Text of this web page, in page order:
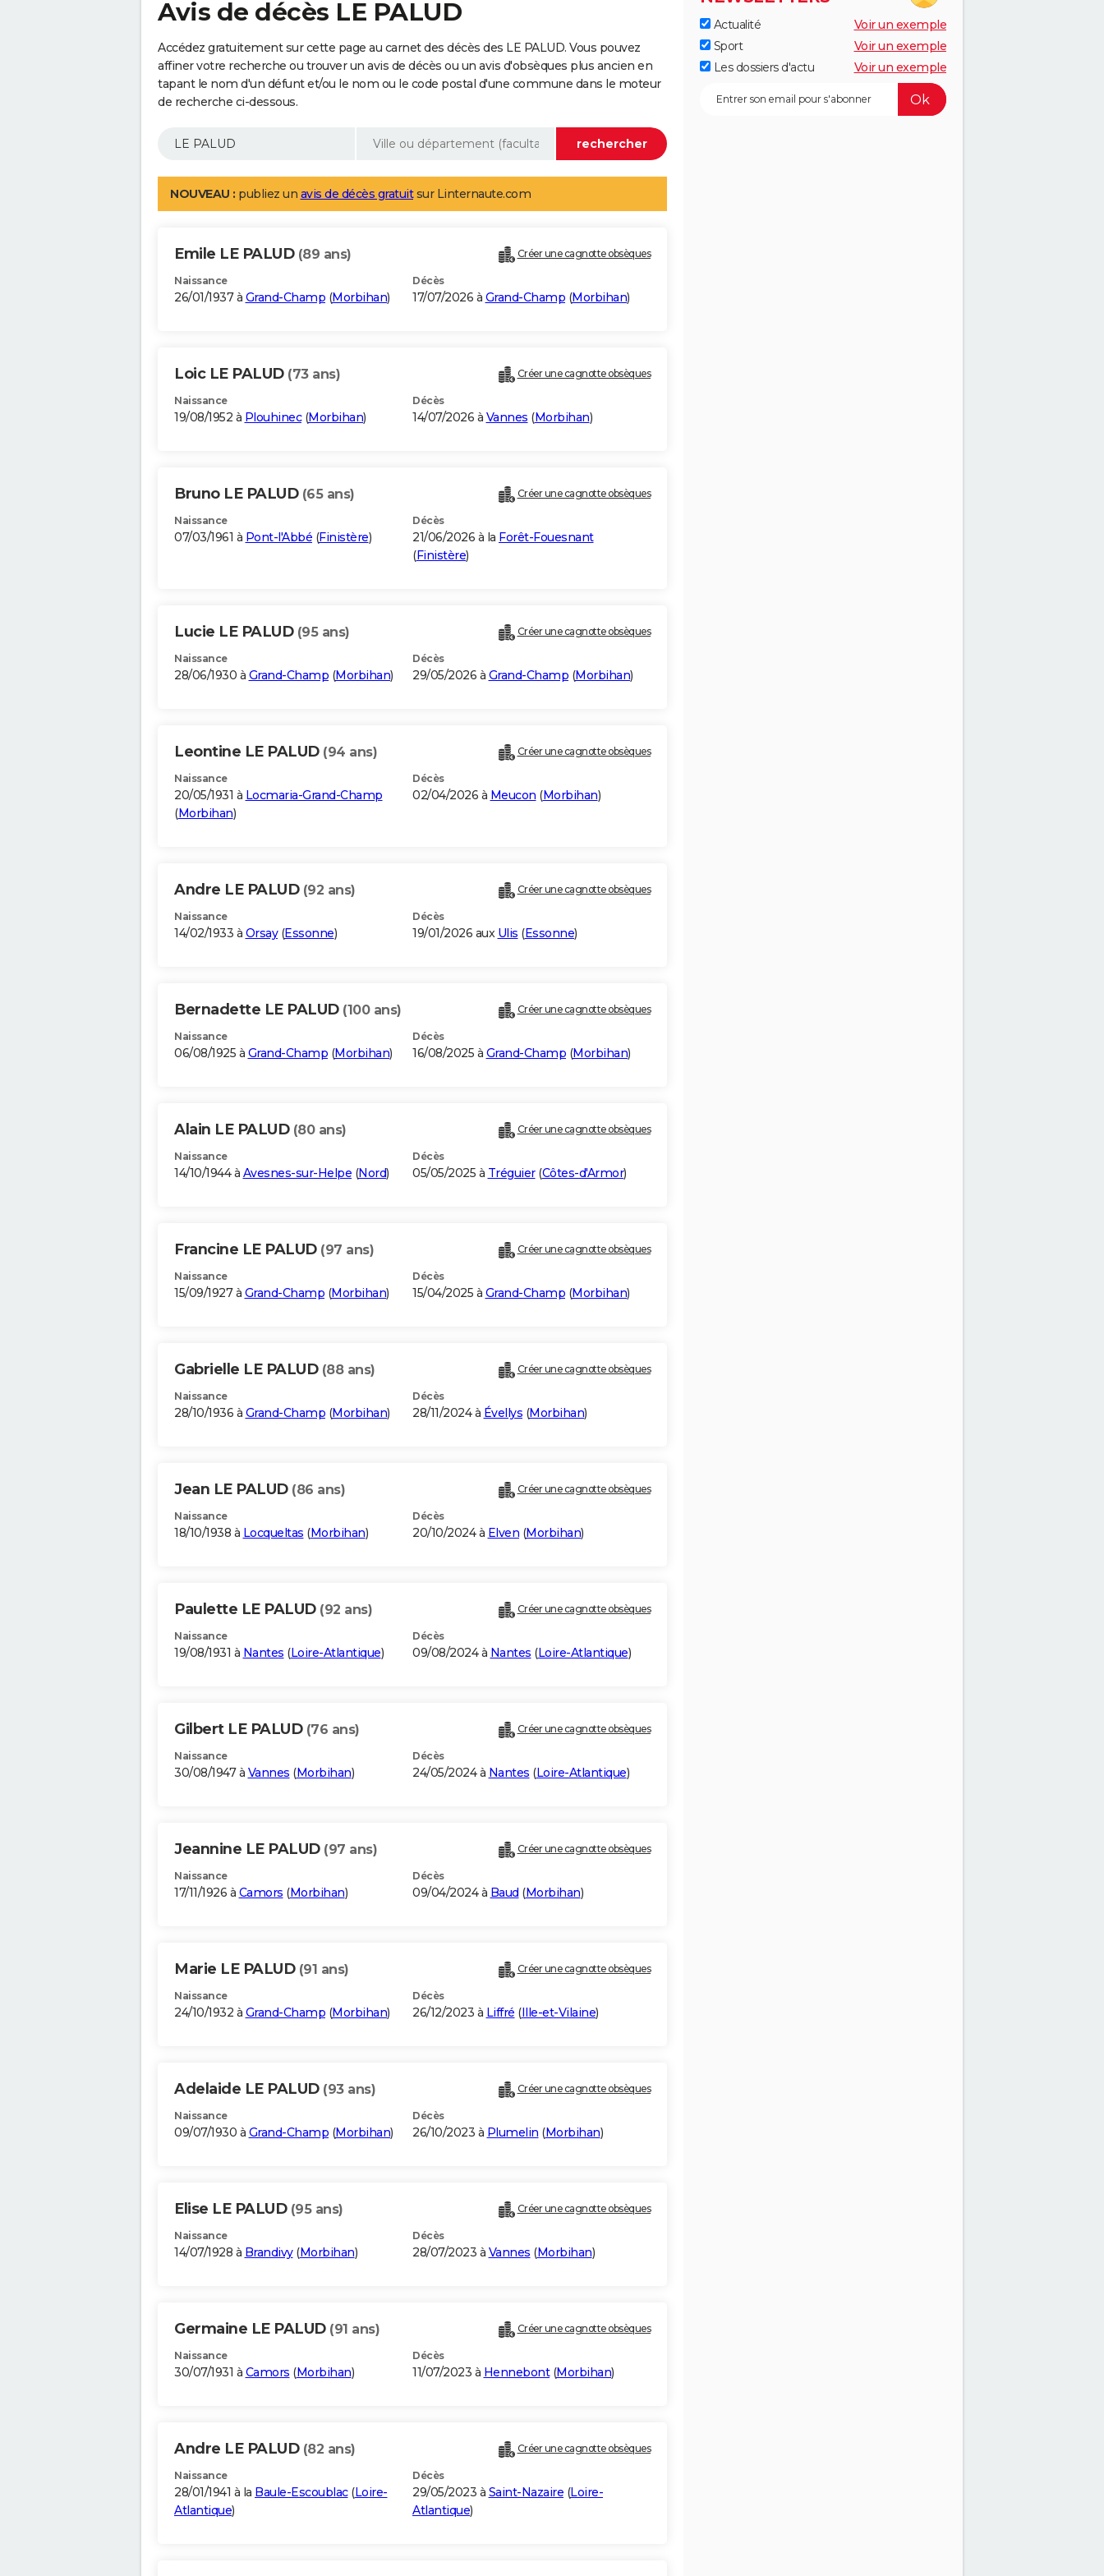
Avis de décès LE PALUD
Accédez gratuitement sur cette page au carnet des décès des LE PALUD. Vous pouvez
affiner votre recherche ou trouver un avis de décès ou un avis d'obsèques plus ancien en
tapant le nom d'un défunt et/ou le nom ou le code postal d'une commune dans le moteur
de recherche ci-dessous.
NOUVEAU : publiez un avis de décès gratuitsur Linternaute.com
Emile LE PALUD (89 ans) Créer une cagnotte obsèques
Naissance
26/01/1937 à Grand-Champ (Morbihan)
Décès
17/07/2026 à Grand-Champ (Morbihan)
Loic LE PALUD (73 ans) Créer une cagnotte obsèques
Naissance
19/08/1952 à Plouhinec(Morbihan)
Décès
14/07/2026 à Vannes (Morbihan)
Bruno LE PALUD (65 ans) Créer une cagnotte obsèques
Naissance
07/03/1961 à Pont-l'Abbé (Finistère)
Décès
21/06/2026 à la Forêt-Fouesnant
(Finistère)
Lucie LE PALUD (95 ans) Créer une cagnotte obsèques
Naissance
28/06/1930 à Grand-Champ (Morbihan)
Décès
29/05/2026 à Grand-Champ (Morbihan)
Leontine LE PALUD (94 ans) Créer une cagnotte obsèques
Naissance
20/05/1931 à Locmaria-Grand-Champ
(Morbihan)
Décès
02/04/2026 à Meucon (Morbihan)
Andre LE PALUD (92 ans) Créer une cagnotte obsèques
Naissance
14/02/1933 à Orsay(Essonne)
Décès
19/01/2026 aux Ulis (Essonne)
Bernadette LE PALUD (100 ans) Créer une cagnotte obsèques
Naissance
06/08/1925 à Grand-Champ (Morbihan)
Décès
16/08/2025 à Grand-Champ (Morbihan)
Alain LE PALUD (80 ans) Créer une cagnotte obsèques
Naissance
14/10/1944 à Avesnes-sur-Helpe (Nord)
Décès
05/05/2025 à Tréguier(Côtes-d'Armor)
Francine LE PALUD (97 ans) Créer une cagnotte obsèques
Naissance
15/09/1927 à Grand-Champ (Morbihan)
Décès
15/04/2025 à Grand-Champ (Morbihan)
Gabrielle LE PALUD (88 ans) Créer une cagnotte obsèques
Naissance
28/10/1936 à Grand-Champ (Morbihan)
Décès
28/11/2024 à Évellys (Morbihan)
Jean LE PALUD (86 ans) Créer une cagnotte obsèques
Naissance
18/10/1938 à Locqueltas (Morbihan)
Décès
20/10/2024 à Elven (Morbihan)
Paulette LE PALUD (92 ans) Créer une cagnotte obsèques
Naissance
19/08/1931 à Nantes (Loire-Atlantique)
Décès
09/08/2024 à Nantes (Loire-Atlantique)
Gilbert LE PALUD (76 ans) Créer une cagnotte obsèques
Naissance
30/08/1947 à Vannes (Morbihan)
Décès
24/05/2024 à Nantes (Loire-Atlantique)
Jeannine LE PALUD (97 ans) Créer une cagnotte obsèques
Naissance
17/11/1926 à Camors (Morbihan)
Décès
09/04/2024 à Baud (Morbihan)
Marie LE PALUD (91 ans) Créer une cagnotte obsèques
Naissance
24/10/1932 à Grand-Champ (Morbihan)
Décès
26/12/2023 à Liffré (Ille-et-Vilaine)
Adelaide LE PALUD (93 ans) Créer une cagnotte obsèques
Naissance
09/07/1930 à Grand-Champ (Morbihan)
Décès
26/10/2023 à Plumelin (Morbihan)
Elise LE PALUD (95 ans) Créer une cagnotte obsèques
Naissance
14/07/1928 à Brandivy(Morbihan)
Décès
28/07/2023 à Vannes (Morbihan)
Germaine LE PALUD (91 ans) Créer une cagnotte obsèques
Naissance
30/07/1931 à Camors (Morbihan)
Décès
11/07/2023 à Hennebont(Morbihan)
Andre LE PALUD (82 ans) Créer une cagnotte obsèques
Naissance
28/01/1941 à la Baule-Escoublac(Loire-
Atlantique)
Décès
29/05/2023 à Saint-Nazaire (Loire-
Atlantique)
Actualité
Voir un exemple
Sport
Voir un exemple
Les dossiers d'actu
Voir un exemple